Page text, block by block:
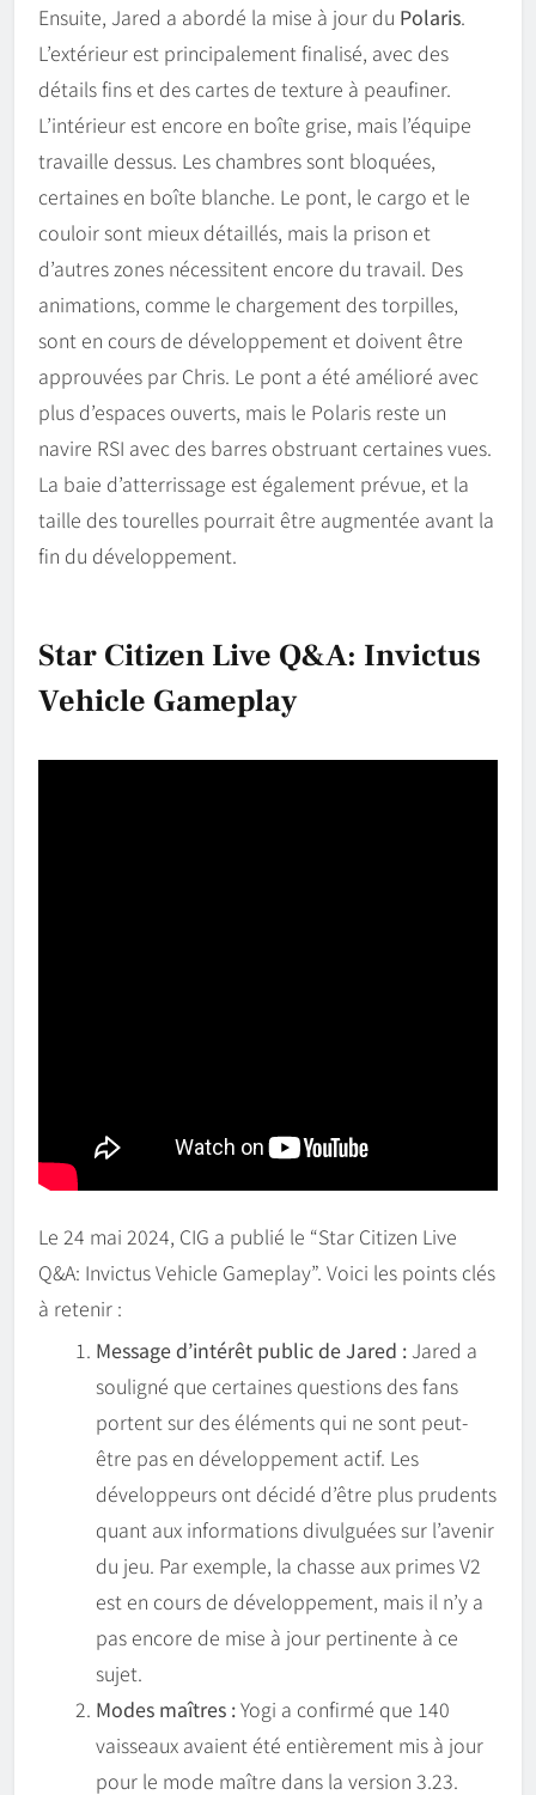
Ensuite, Jared a abordé la mise à jour du Polaris.
L’extérieur est principalement finalisé, avec des
détails fins et des cartes de texture à peaufiner.
L’intérieur est encore en boîte grise, mais l’équipe
travaille dessus. Les chambres sont bloquées,
certaines en boîte blanche. Le pont, le cargo et le
couloir sont mieux détaillés, mais la prison et
d’autres zones nécessitent encore du travail. Des
animations, comme le chargement des torpilles,
sont en cours de développement et doivent être
approuvées par Chris. Le pont a été amélioré avec
plus d’espaces ouverts, mais le Polaris reste un
navire RSI avec des barres obstruant certaines vues.
La baie d’atterrissage est également prévue, et la
taille des tourelles pourrait être augmentée avant la
fin du développement.
Star Citizen Live Q&A: Invictus
Vehicle Gameplay
Le 24 mai 2024, CIG a publié le “Star Citizen Live
Q&A: Invictus Vehicle Gameplay”. Voici les points clés
à retenir :
Message d’intérêt public de Jared : Jared a
souligné que certaines questions des fans
portent sur des éléments qui ne sont peut-
être pas en développement actif. Les
développeurs ont décidé d’être plus prudents
quant aux informations divulguées sur l’avenir
du jeu. Par exemple, la chasse aux primes V2
est en cours de développement, mais il n’y a
pas encore de mise à jour pertinente à ce
sujet.
Modes maîtres :Yogi a confirmé que 140
vaisseaux avaient été entièrement mis à jour
pour le mode maître dans la version 3.23.